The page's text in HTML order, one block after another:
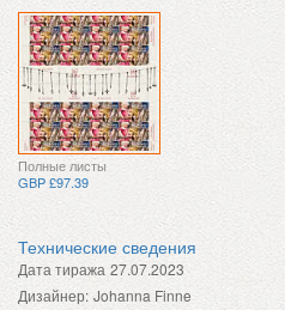
Полные листы
GBP £97.39
Технические сведения
Дата тиража 27.07.2023
Дизайнер: Johanna Finne